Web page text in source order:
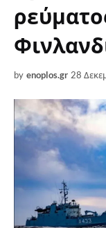
by enoplos.gr 28